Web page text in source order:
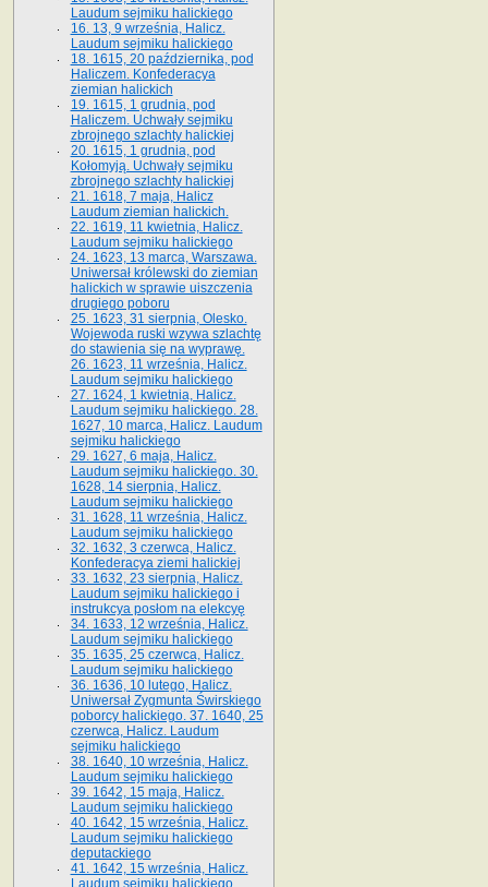
Laudum sejmiku halickiego
16. 13, 9 września, Halicz.
Laudum sejmiku halickiego
18. 1615, 20 października, pod
Haliczem. Konfederacya
ziemian halickich
19. 1615, 1 grudnia, pod
Haliczem. Uchwały sejmiku
zbrojnego szlachty halickiej
20. 1615, 1 grudnia, pod
Kołomyją. Uchwały sejmiku
zbrojnego szlachty halickiej
21. 1618, 7 maja, Halicz
Laudum ziemian halickich.
22. 1619, 11 kwietnia, Halicz.
Laudum sejmiku halickiego
24. 1623, 13 marca, Warszawa.
Uniwersał królewski do ziemian
halickich w sprawie uiszczenia
drugiego poboru
25. 1623, 31 sierpnia, Olesko.
Wojewoda ruski wzywa szlachtę
do stawienia się na wyprawę.
26. 1623, 11 września, Halicz.
Laudum sejmiku halickiego
27. 1624, 1 kwietnia, Halicz.
Laudum sejmiku halickiego. 28.
1627, 10 marca, Halicz. Laudum
sejmiku halickiego
29. 1627, 6 maja, Halicz.
Laudum sejmiku halickiego. 30.
1628, 14 sierpnia, Halicz.
Laudum sejmiku halickiego
31. 1628, 11 września, Halicz.
Laudum sejmiku halickiego
32. 1632, 3 czerwca, Halicz.
Konfederacya ziemi halickiej
33. 1632, 23 sierpnia, Halicz.
Laudum sejmiku halickiego i
instrukcya posłom na elekcyę
34. 1633, 12 września, Halicz.
Laudum sejmiku halickiego
35. 1635, 25 czerwca, Halicz.
Laudum sejmiku halickiego
36. 1636, 10 lutego, Halicz.
Uniwersał Zygmunta Świrskiego
poborcy halickiego. 37. 1640, 25
czerwca, Halicz. Laudum
sejmiku halickiego
38. 1640, 10 września, Halicz.
Laudum sejmiku halickiego
39. 1642, 15 maja, Halicz.
Laudum sejmiku halickiego
40. 1642, 15 września, Halicz.
Laudum sejmiku halickiego
deputackiego
41. 1642, 15 września, Halicz.
Laudum sejmiku halickiego